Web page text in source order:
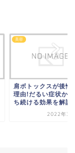
美容
肩ボトックスが後悔
理由!だるい症状か
ち続ける効果を解説
2022年3